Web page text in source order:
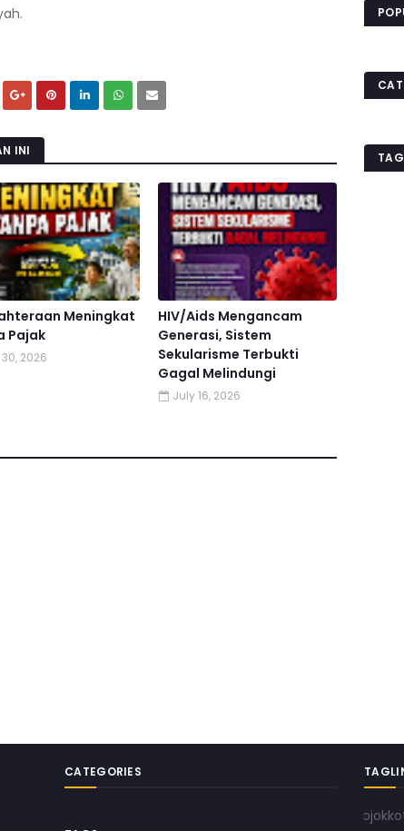
INI
Meningkat
Pajak
2026
HIV/Aids Mengancam
Generasi, Sistem
Sekularisme Terbukti
Gagal Melindungi
July 16, 2026
CATEGORIES